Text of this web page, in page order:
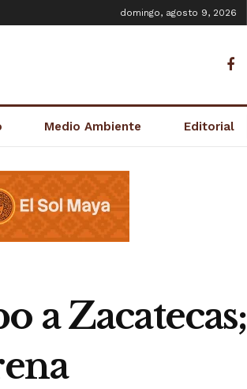
domingo, agosto 9, 2026
Medio Ambiente Editorial
a Zacatecas;